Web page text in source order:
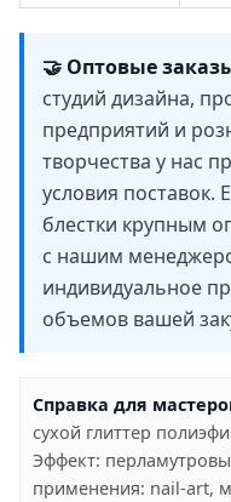
🤝 Оптовые
студий дизайна,
предприятий и
творчества у нас
условия поставок.
блестки крупным
с нашим
индивидуальное
объемов вашей
Справка для
сухой глиттер
Эффект:
применения: nail-art,